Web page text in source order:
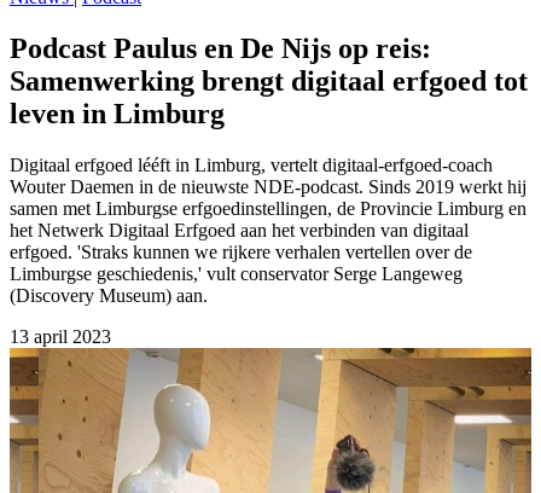
Podcast Paulus en De Nijs op reis:
Samenwerking brengt digitaal erfgoed tot
leven in Limburg
Digitaal erfgoed lééft in Limburg, vertelt digitaal-erfgoed-coach
Wouter Daemen in de nieuwste NDE-podcast. Sinds 2019 werkt hij
samen met Limburgse erfgoedinstellingen, de Provincie Limburg en
het Netwerk Digitaal Erfgoed aan het verbinden van digitaal
erfgoed. 'Straks kunnen we rijkere verhalen vertellen over de
Limburgse geschiedenis,' vult conservator Serge Langeweg
(Discovery Museum) aan.
13 april 2023